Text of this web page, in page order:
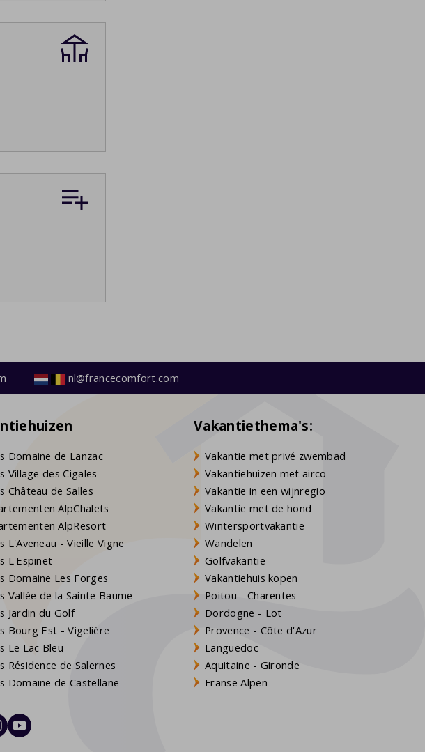
nl@francecomfort.com
Domaine de Lanzac
Village des Cigales
Château de Salles
AlpChalets
AlpResort
L'Aveneau - Vieille Vigne
L'Espinet
Domaine Les Forges
Vallée de la Sainte Baume
Jardin du Golf
Bourg Est - Vigelière
Le Lac Bleu
Résidence de Salernes
Domaine de Castellane
Vakantiethema's:
Vakantie met privé zwembad
Vakantiehuizen met airco
Vakantie in een wijnregio
Vakantie met de hond
Wintersportvakantie
Wandelen
Golfvakantie
Vakantiehuis kopen
Poitou - Charentes
Dordogne - Lot
Provence - Côte d'Azur
Languedoc
Aquitaine - Gironde
Franse Alpen